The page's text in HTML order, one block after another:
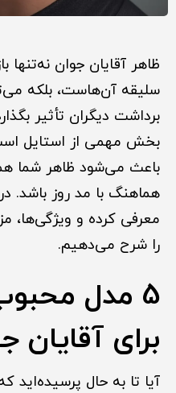
ظاهر آقایان جوان
سلیقه آن‌هاست، بلکه
برداشت دیگران تأثیر
بخش مهمی از استایل
باعث می‌شود ظاهر شما
معرفی کرده و ویژگی‌ها،
را شرح می‌دهیم.
5 مدل
برای آقایان
آیا تا به حال پرسیده‌اید